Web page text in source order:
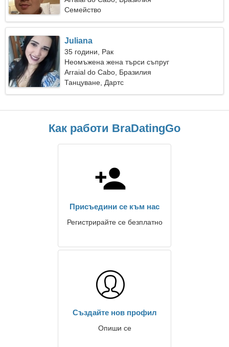
Семейство
Juliana
35 години, Рак
Неомъжена жена търси съпруг
Arraial do Cabo, Бразилия
Танцуване, Дартс
Как работи BraDatingGo
Присъедини се към нас
Регистрирайте се безплатно
Създайте нов профил
Опиши се